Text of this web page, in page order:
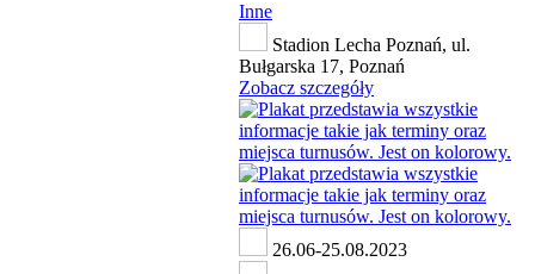
Inne
Stadion Lecha Poznań, ul.
Bułgarska 17, Poznań
Zobacz szczegóły
26.06-25.08.2023